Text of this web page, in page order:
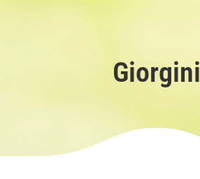
Giorgini